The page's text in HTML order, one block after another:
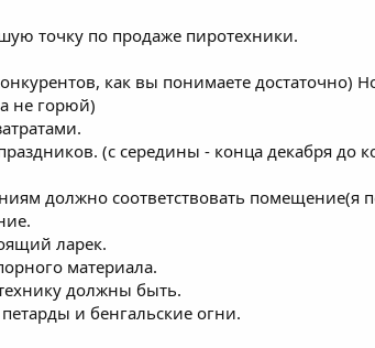
точку по продаже пиротехники.
как вы понимаете достаточно)
не горюй)
(с середины - конца декабря до
должно соответствовать помещение(я
ларек.
материала.
должны быть.
и бенгальские огни.